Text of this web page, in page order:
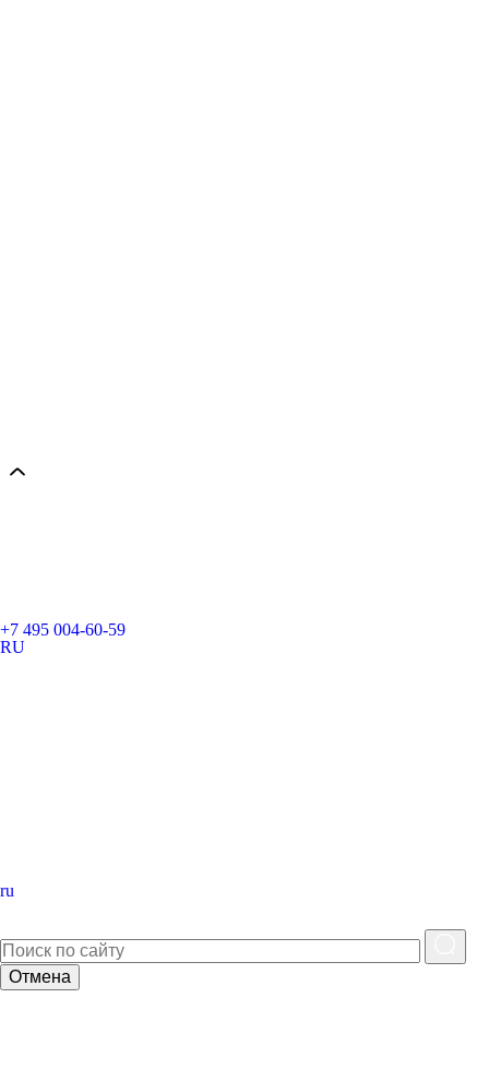
+7 495 004-60-59
RU
ru
Отмена